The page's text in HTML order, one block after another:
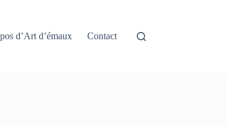
d’Art d’émaux Contact